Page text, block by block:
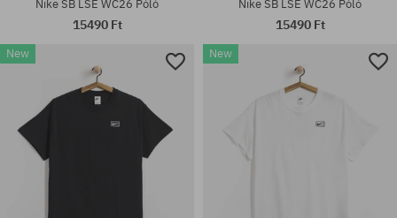
Elérhető méretek:
M; L; XL
Elérhető méretek:
Nike SB LSE WC26 Póló
15490 Ft
Nike SB LSE WC26 Póló
15490 Ft
New New